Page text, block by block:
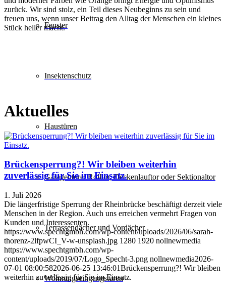
Fenster
Insektenschutz
Haustüren
Garagentore: Rolltor, Deckenlauftor oder Sektionaltor
Terrassendächer und Vordächer
Wohnungseingangstüren
zurück. Wir sind stolz, ein Teil dieses Neubeginns zu sein und
freuen uns, wenn unser Beitrag den Alltag der Menschen ein kleines
Stück heller macht.
Aktuelles
Brückensperrung?! Wir bleiben weiterhin
zuverlässig für Sie im Einsatz.
1. Juli 2026
Die längerfristige Sperrung der Rheinbrücke beschäftigt derzeit viele
Menschen in der Region. Auch uns erreichen vermehrt Fragen von
Kunden und Interessenten.
https://www.spechtgmbh.com/wp-content/uploads/2026/06/sarah-
thorenz-2lfpwCI_V-w-unsplash.jpg 1280 1920 nollnewmedia
https://www.spechtgmbh.com/wp-
content/uploads/2019/07/Logo_Specht-3.png nollnewmedia2026-
07-01 08:00:582026-06-25 13:46:01Brückensperrung?! Wir bleiben
weiterhin zuverlässig für Sie im Einsatz.